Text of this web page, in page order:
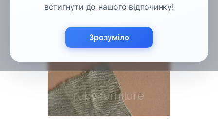
встигнути до нашого відпочинку!
Зрозуміло